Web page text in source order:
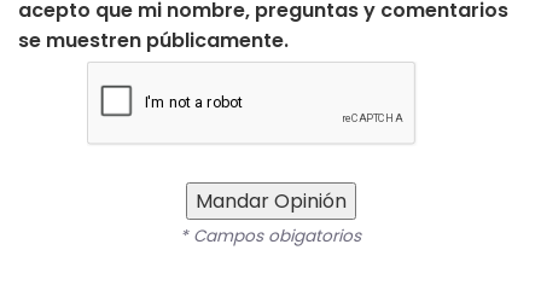
acepto que mi nombre, preguntas y comentarios
se muestren públicamente.
Mandar Opinión
* Campos obigatorios